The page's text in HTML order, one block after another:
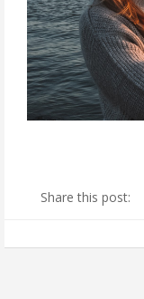
Share this post: